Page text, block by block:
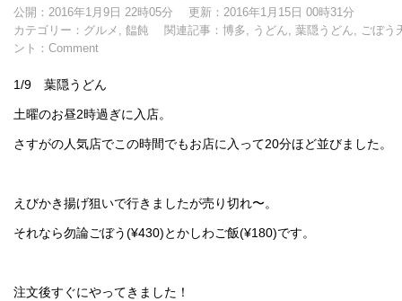
公開：2016年1月9日 22時05分
更新：2016年1月15日 00時31分
カテゴリー： グルメ , 饂飩 関連記事： 博多, うどん, 葉隠うどん, ごぼう
ント： Comment
1/9 葉隠うどん
土曜のお昼2時過ぎに入店。
さすがの人気店でこの時間でもお店に入って20分ほど並びました。
えびかき揚げ狙いで行きましたが売り切れ〜。
それなら勿論ごぼう(¥430)とかしわご飯(¥180)です。
注文後すぐにやってきました！